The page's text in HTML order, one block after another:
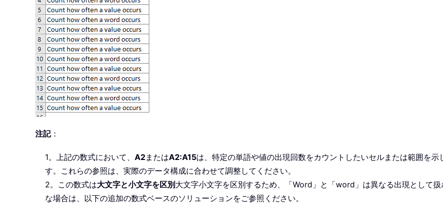
注記：
1。上記の数式において、 A2またはA2:A15は、特定の単語や値の出現回数をカウントしたいセルまたは範囲を示
す。これらの参照は、実際のデータ構成に合わせて調整してください。
2。この数式は大文字と小文字を区別 大文字小文字を区別するため、「Word」と「word」は異なる出現として
な場合は、以下の追加の数式ベースのソリューションをご参照ください。